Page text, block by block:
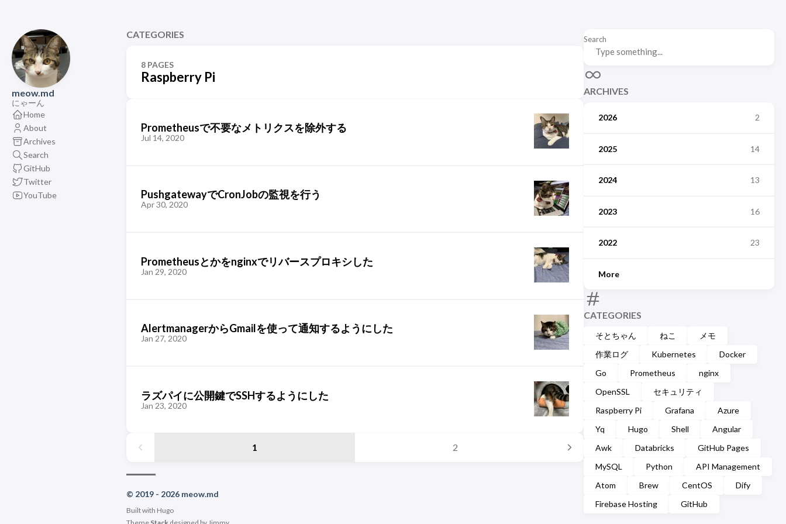
meow.md
にゃーん
Home
About
Archives
Search
GitHub
Twitter
YouTube
Search
ARCHIVES
2026 2
2025 14
2024 13
2023 16
2022 23
More
CATEGORIES
そとちゃん ねこ
メモ
作業ログ
Kubernetes
Docker
Go
Prometheus
nginx
OpenSSL
セキュリティ
Raspberry Pi
Grafana
Azure
Yq
Hugo Shell
Angular
Awk
Databricks
GitHub Pages
MySQL
Python
API Management
Atom
Brew CentOS
Dify
Firebase Hosting
GitHub
CATEGORIES
8 PAGES
Raspberry Pi
Prometheusで不要なメトリクスを除外する
Jul 14, 2020
PushgatewayでCronJobの監視を行う
Apr 30, 2020
Prometheusとかをnginxでリバースプロキシした
Jan 29, 2020
AlertmanagerからGmailを使って通知するようにした
Jan 27, 2020
ラズパイに公開鍵でSSHするようにした
Jan 23, 2020
1 2
© 2019 - 2026 meow.md
Built with Hugo